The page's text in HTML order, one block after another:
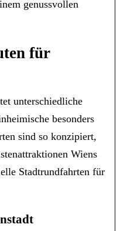
genussvollen
für
unterschiedliche
besonders
sind so konzipiert,
Wiens
Stadtrundfahrten für